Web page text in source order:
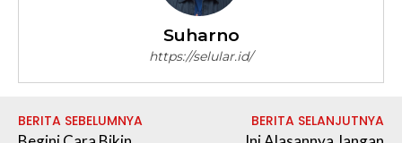
Suharno
https://selular.id/
BERITA SEBELUMNYA BERITA SELANJUTNYA